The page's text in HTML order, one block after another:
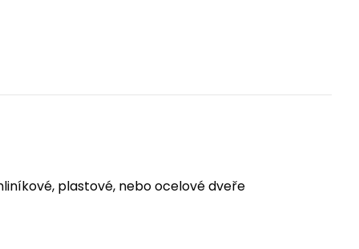
plastové, nebo ocelové dveře